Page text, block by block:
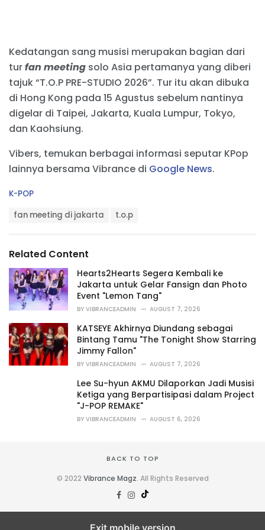
Kedatangan sang musisi merupakan bagian dari
turfan meeting solo Asia pertamanya yang diberi
tajuk “T.O.P PRE-STUDIO 2026”. Tur itu akan dibuka
di Hong Kong pada 15 Agustus sebelum nantinya
digelar di Taipei, Jakarta, Kuala Lumpur, Tokyo,
dan Kaohsiung.
Vibers, temukan berbagai informasi seputar KPop
lainnya bersama Vibrance di Google News.
C
r
i
e
s
:
K-POP
:
fan meeting di jakarta t.o.p
Related Content
Hearts2Hearts Segera Kembali ke
Jakarta untuk Gelar Fansign dan Photo
Event "Lemon Tang"
BY VIBRANCEADMIN AUGUST 7, 2026
KATSEYE Akhirnya Diundang sebagai
Bintang Tamu "The Tonight Show Starring
Jimmy Fallon"
BY VIBRANCEADMIN AUGUST 7, 2026
Lee Su-hyun AKMU Dilaporkan Jadi Musisi
Ketiga yang Berpartisipasi dalam Project
"J-POP REMAKE"
BY VIBRANCEADMIN AUGUST 6, 2026
BACK TO TOP
© 2022 Vibrance Magz. All Rights Reserved